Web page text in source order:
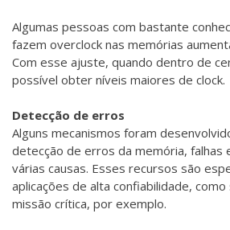
Algumas pessoas com bastante
fazem overclock nas memórias
Com esse ajuste, quando dentro de
possível obter níveis maiores de clock.
Detecção de erros
Alguns mecanismos foram
detecção de erros da memória, falhas
várias causas. Esses recursos são
aplicações de alta confiabilidade,
missão crítica, por exemplo.